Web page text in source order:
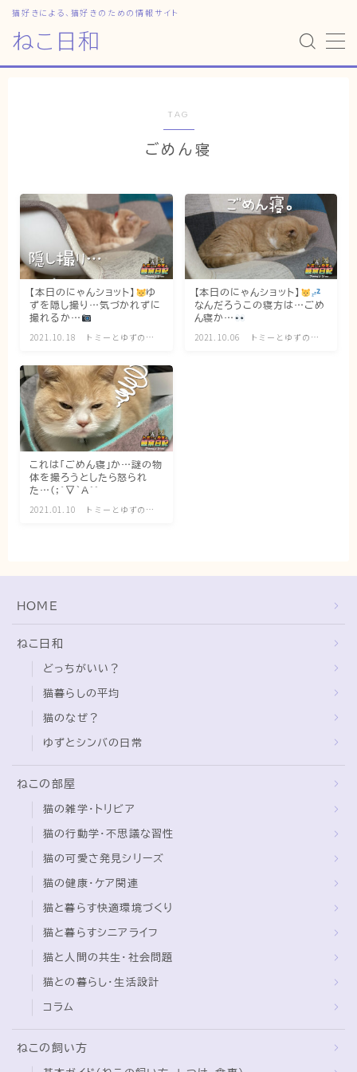
ねこ日和
猫好きによる、猫好きのための情報サイト
MENU
猫暮らしの平均
猫のなぜ？
ゆずとシンバの日常
ねこの部屋
猫の健康・ケア関連
猫の行動学・不思議な習性
猫と人間の共生・社会問題
猫の雑学・トリビア
猫との暮らし・生活設計
猫の可愛さ発見シリーズ
猫と暮らす快適環境づくり
基本ガイド（ねこの飼い方、しつけ、食事）
健康管理（病気・ケア・病院情報）
行動と心理（ねこの習性、気持ちの読み方）
お役立ち情報（ねこに優しいインテリア、災害対
ブログ
トミーとゆずの観察日記
ゆず日和
プロフィール
TAG
ごめん寝
【本日のにゃんショット】
ゆ
ずを隠し撮り…気づかれずに
撮れるか…
2021.10.18
トミーとゆずの観
【本日のにゃんショット】
なんだろうこの寝方は…ごめ
ん寝か…
2021.10.06
トミーとゆずの観
これは「ごめん寝」か…謎の物
体を撮ろうとしたら怒られ
た…(;´▽｀A``
2021.01.10
トミーとゆずの観
HOME
ねこ日和
どっちがいい？
猫暮らしの平均
猫のなぜ？
ゆずとシンバの日常
ねこの部屋
猫の雑学・トリビア
猫の行動学・不思議な習性
猫の可愛さ発見シリーズ
猫の健康・ケア関連
猫と暮らす快適環境づくり
猫と暮らすシニアライフ
猫と人間の共生・社会問題
猫との暮らし・生活設計
コラム
ねこの飼い方